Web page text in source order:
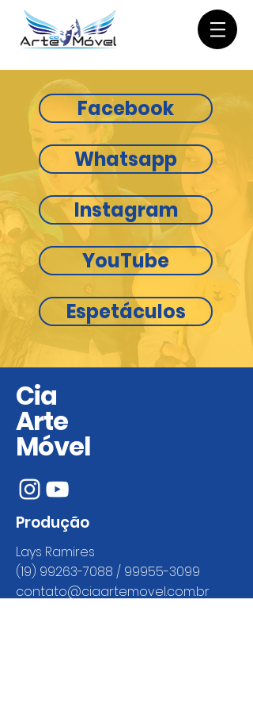
Facebook
Whatsapp
Instagram
YouTube
Espetáculos
Cia
Arte
Móvel
Produção
Lays Ramires
(19) 99263-7088 / 99955-3099
contato@ciaartemovel.com.br